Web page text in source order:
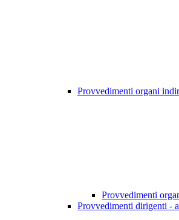
Provvedimenti organi
Provvedimenti
Provvedimenti dirigenti -